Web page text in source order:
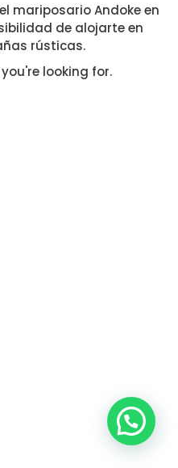
mariposario Andoke en
de alojarte en
rústicas.
looking for.